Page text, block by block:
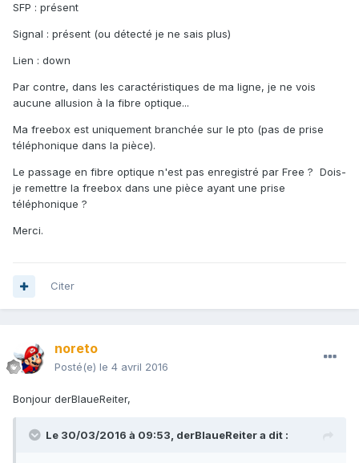
SFP : présent
Signal : présent (ou détecté je ne sais plus)
Lien : down
Par contre, dans les caractéristiques de ma ligne, je ne vois
aucune allusion à la fibre optique...
Ma freebox est uniquement branchée sur le pto (pas de prise
téléphonique dans la pièce).
Le passage en fibre optique n'est pas enregistré par Free ? Dois-
je remettre la freebox dans une pièce ayant une prise
téléphonique ?
Merci.
Citer
noreto
Posté(e) le 4 avril 2016
Bonjour derBlaueReiter,
Le 30/03/2016 à 09:53, derBlaueReitera dit :